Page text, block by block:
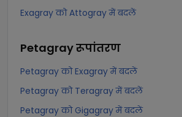
Exagray को Attogray में बदलें
Petagrayरूपांतरण
Petagray को Exagray में बदलें
Petagray को Teragray में बदलें
Petagray को Gigagray में बदलें